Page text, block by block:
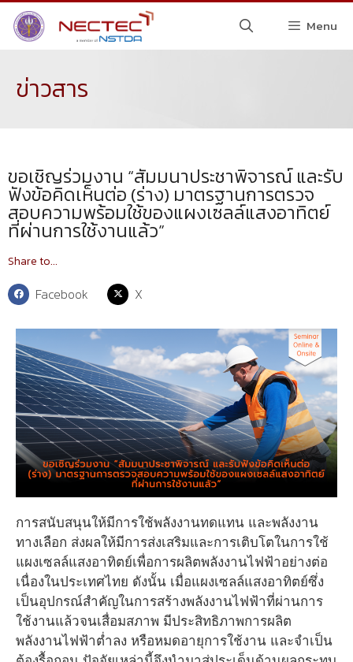
Menu
ข่าวสาร
ขอเชิญร่วมงาน “สัมมนาประชาพิจารณ์ และรับ
ฟังข้อคิดเห็นต่อ (ร่าง) มาตรฐานการตรวจ
สอบความพร้อมใช้ของแผงเซลล์แสงอาทิตย์
ที่ผ่านการใช้งานแล้ว”
Share to...
Facebook X
การสนับสนุนให้มีการใช้พลังงานทดแทน และพลังงาน
ทางเลือก ส่งผลให้มีการส่งเสริมและการเติบโตในการใช้
แผงเซลล์แสงอาทิตย์เพื่อการผลิตพลังงานไฟฟ้าอย่างต่อ
เนื่องในประเทศไทย ดังนั้น เมื่อแผงเซลล์แสงอาทิตย์ซึ่ง
เป็นอุปกรณ์สำคัญในการสร้างพลังงานไฟฟ้าที่ผ่านการ
ใช้งานแล้วจนเสื่อมสภาพ มีประสิทธิภาพการผลิต
พลังงานไฟฟ้าต่ำลง หรือหมดอายุการใช้งาน และจำเป็น